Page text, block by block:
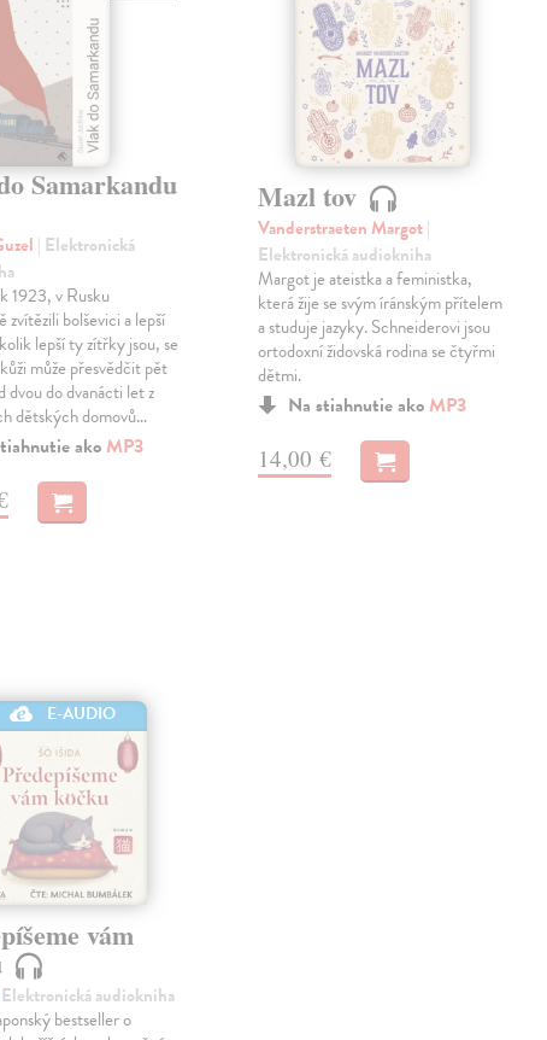
Samarkandu
| Elektronická
1923, v Rusku
zvítězili bolševici a lepší
lepší ty zítřky jsou, se
může přesvědčit pět
dvou do dvanácti let z
dětských domovů…
ako MP3
Mazl tov
Vanderstraeten Margot|
Elektronická audiokniha
Margot je ateistka a feministka,
která žije se svým íránským přítelem
a studuje jazyky. Schneiderovi jsou
ortodoxní židovská rodina se čtyřmi
dětmi.
Na stiahnutie ako MP3
14,00 €
E-AUDIO
vám
audiokniha
bestseller o